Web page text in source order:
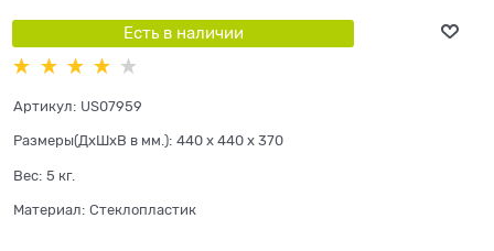
Есть в наличии
Артикул: US07959
Размеры(ДхШхВ в мм.): 440 x 440 x 370
Вес: 5 кг.
Материал: Стеклопластик